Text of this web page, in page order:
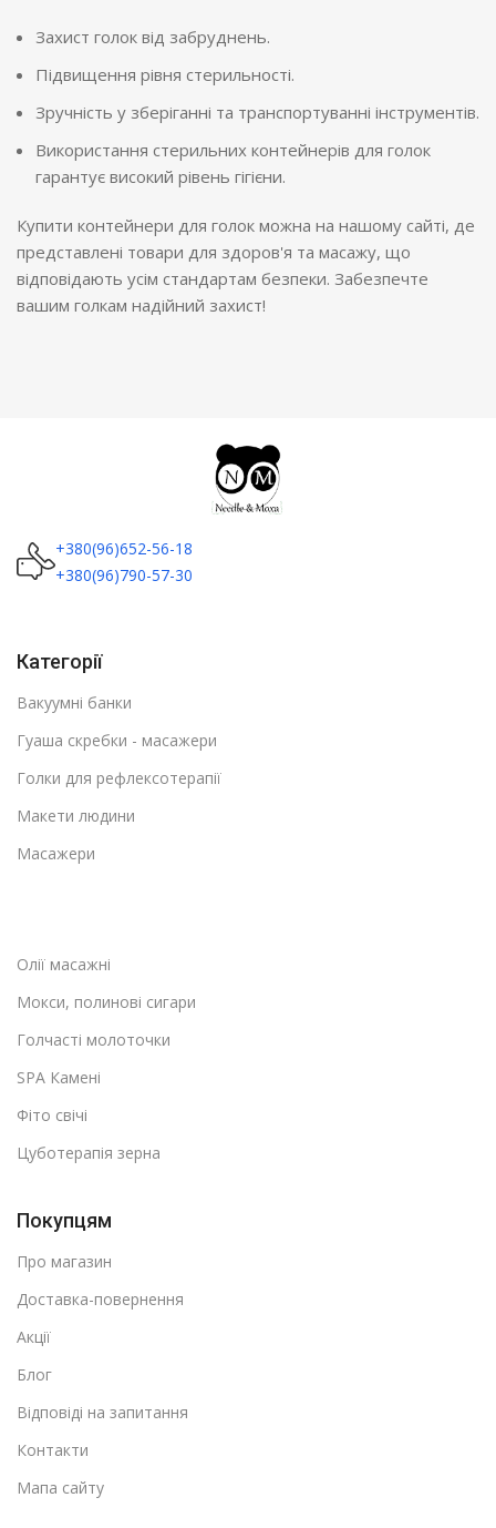
Захист голок від забруднень.
Підвищення рівня стерильності.
Зручність у зберіганні та транспортуванні інструментів.
Використання стерильних контейнерів для голок
гарантує високий рівень гігієни.
Купити контейнери для голок можна на нашому сайті, де
представлені товари для здоров'я та масажу, що
відповідають усім стандартам безпеки. Забезпечте
вашим голкам надійний захист!
+380(96)652-56-18
+380(96)790-57-30
Категорії
Вакуумні банки
Гуаша скребки - масажери
Голки для рефлексотерапії
Макети людини
Масажери
Олії масажні
Мокси, полинові сигари
Голчасті молоточки
SPA Камені
Фіто свічі
Цуботерапія зерна
Покупцям
Про магазин
Доставка-повернення
Акції
Блог
Відповіді на запитання
Контакти
Мапа сайту